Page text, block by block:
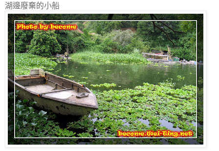
湖邊廢棄的小船